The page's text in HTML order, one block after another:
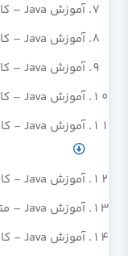
آموزش Java – کار با تابع equals در Java
آموزش Java – کار با تابع isEmpty در Java
آموزش Java – کار با تابع concat در Java
آموزش Java – کار با تابع replace در Java
آموزش Java - کار با تابع equalsIgnoreCase() در Java
آموزش Java - کار با تابع split() در Java
آموزش Java – متد string startsWith() در Java
آموزش Java - کار با تابع substring در Java